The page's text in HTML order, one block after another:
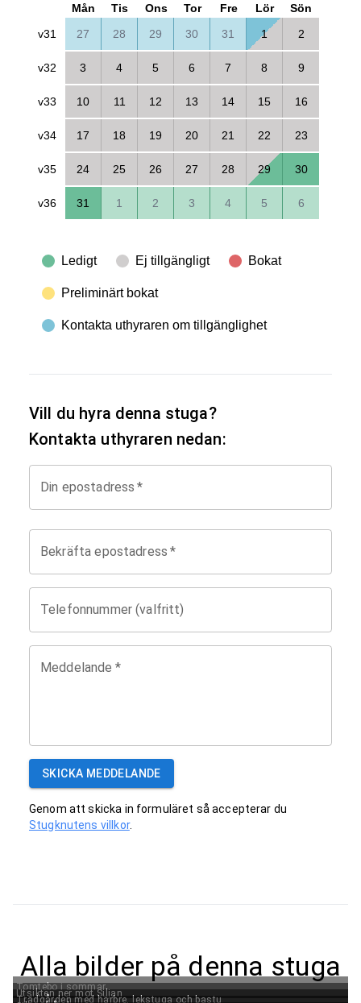
Mån Tis Ons Tor Fre Lör
Sön
v31
27 28 29 30 31 1 2
v32 3 4 5 6 7 8 9
v33 10 11 12 13 14 15 16
v34 17 18 19 20 21 22 23
v35 24 25 26 27 28 29 30
v36 31 1 2 3 4 5 6
Ledigt Ej tillgängligt Bokat
Preliminärt bokat
Kontakta uthyraren om tillgänglighet
Vill du hyra denna stuga?
Kontakta uthyraren nedan:
Din epostadress *
Bekräfta epostadress *
Telefonnummer (valfritt)
Meddelande *
SKICKA MEDDELANDE
Genom att skicka in formuläret så accepterar du
Stugknutens villkor.
Alla bilder på denna stuga
Tomtebo i sommar
Utsikten ner mot Siljan
Trädgården med härbre, lekstuga och bastu